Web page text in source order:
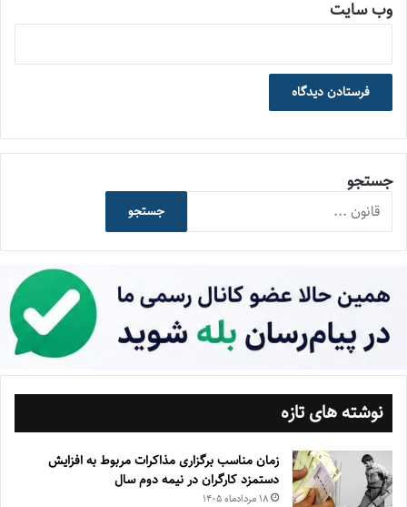
وب‌ سایت
جستجو
جستجو
نوشته های تازه
زمان مناسب برگزاری مذاکرات مربوط به افزایش
دستمزد کارگران در نیمه دوم سال
۱۸ مرداد‌ماه ۱۴۰۵